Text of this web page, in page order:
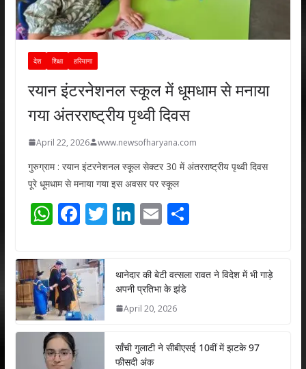
देश शिक्षा हरियाणा
रयान इंटरनेशनल स्कूल में धूमधाम से मनाया
गया अंतरराष्ट्रीय पृथ्वी दिवस
April 22, 2026 www.newsofharyana.com
गुरुग्राम : रयान इंटरनेशनल स्कूल सेक्टर 30 में अंतरराष्ट्रीय पृथ्वी दिवस
पूरे धूमधाम से मनाया गया इस अवसर पर स्कूल
W
at
s
A
p
p
F
e
b
o
o
T
er
Li
e
dI
E
l
S
e
थानेदार की बेटी वत्सला रावत ने विदेश में भी गाड़े
अपनी प्रतिभा के झंडे
April 20, 2026
साँची गुलाटी ने सीबीएसई 10वीं में झटके 97
फीसदी अंक